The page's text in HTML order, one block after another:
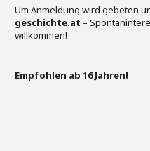
Um Anmeldung wird gebeten
geschichte.at –
willkommen!
Empfohlen ab 16 Jahren!